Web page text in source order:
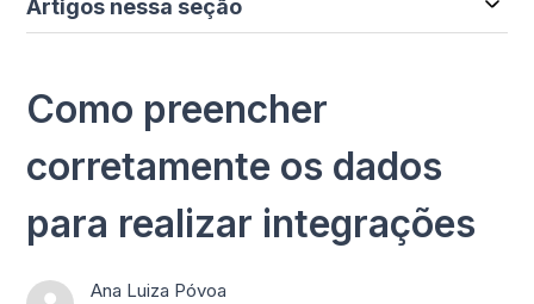
Artigos nessa seção
Como preencher
corretamente os dados
para realizar integrações
Ana Luiza Póvoa